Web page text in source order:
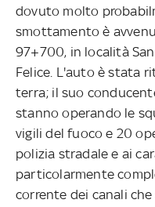
dovuto molto
smottamento è
97+700, in località
Felice. L'auto è stata
terra; il suo
stanno operando le
vigili del fuoco e 20
polizia stradale e ai
particolarmente
corrente dei canali